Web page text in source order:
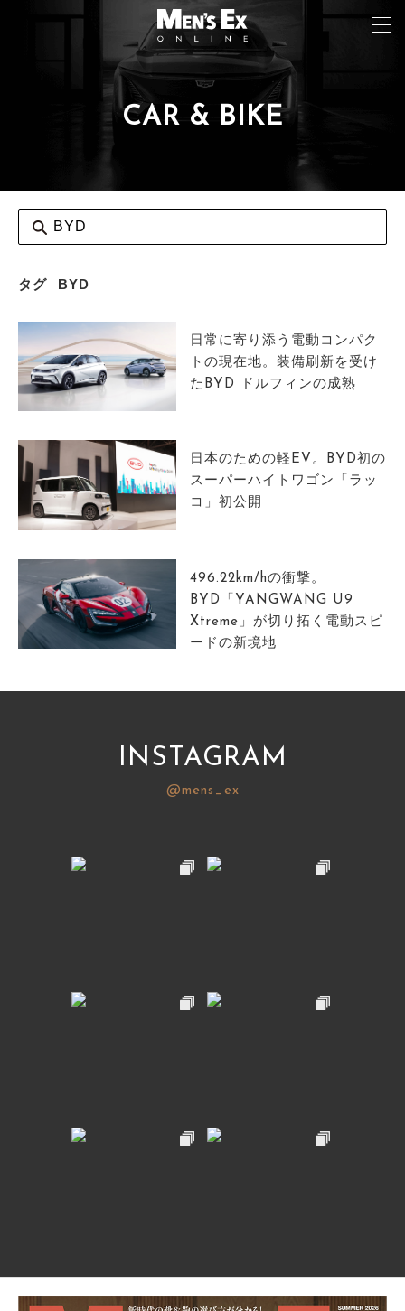
CAR & BIKE
タグ BYD
日常に寄り添う電動コンパク
トの現在地。装備刷新を受け
たBYD ドルフィンの成熟
日本のための軽EV。BYD初の
スーパーハイトワゴン「ラッ
コ」初公開
496.22km/hの衝撃。
BYD「YANGWANG U9
Xtreme」が切り拓く電動スピ
ードの新境地
INSTAGRAM
@mens_ex
CAR&BIKE
LIFESTYLE
COLUMN
MAGAZINE
ABOUT SITE
サイトマップ